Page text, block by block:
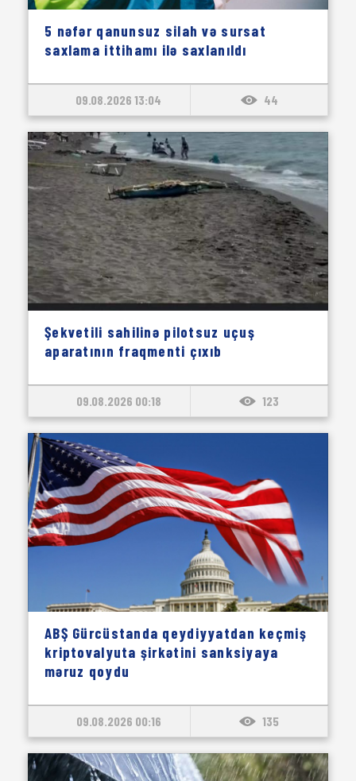
5 nəfər qanunsuz silah və sursat
saxlama ittihamı ilə saxlanıldı
09.08.2026 13:04 44
Şekvetili sahilinə pilotsuz uçuş
aparatının fraqmenti çıxıb
09.08.2026 00:18 123
ABŞ Gürcüstanda qeydiyyatdan keçmiş
kriptovalyuta şirkətini sanksiyaya
məruz qoydu
09.08.2026 00:16 135